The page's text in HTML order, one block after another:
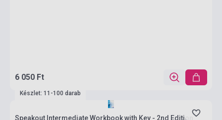
6 050 Ft
Készlet: 11-100 darab
Speakout Intermediate Workbook with Key - 2nd Edition